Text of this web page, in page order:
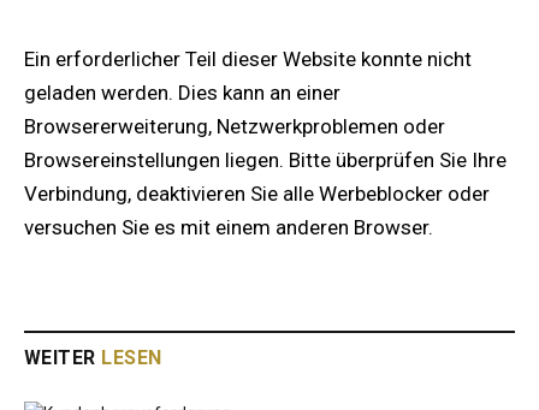
Ein erforderlicher Teil dieser Website konnte nicht
geladen werden. Dies kann an einer
Browsererweiterung, Netzwerkproblemen oder
Browsereinstellungen liegen. Bitte überprüfen Sie Ihre
Verbindung, deaktivieren Sie alle Werbeblocker oder
versuchen Sie es mit einem anderen Browser.
WEITER LESEN